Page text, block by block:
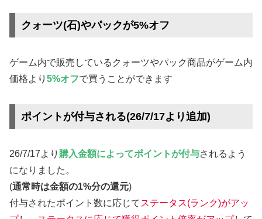
クォーツ(石)やパックが5%オフ
ゲーム内で販売しているクォーツやパック商品がゲーム内
価格より 5%オフで買うことができます
ポイントが付与される(26/7/17より追加)
26/7/17より 購入金額によってポイントが付与されるよう
になりました。
(通常時は金額の1%分の還元)
付与されたポイント数に応じて ステータス(ランク)がアッ